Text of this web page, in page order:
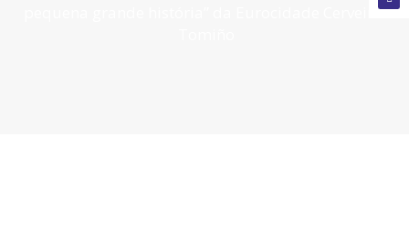
pequena grande história” da Eurocidade Cerveira-